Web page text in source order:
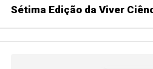
Sétima Edição da Viver